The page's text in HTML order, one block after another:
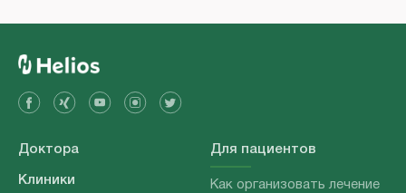
Доктора
Клиники
Для пациентов
Как организовать лечение